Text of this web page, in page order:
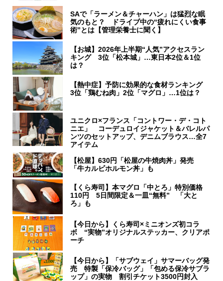
SAで「ラーメン＆チャーハン」は猛烈な眠
気のもと？ ドライブ中の“疲れにくい食事
術”とは【管理栄養士に聞く】
【お城】2026年上半期“人気”アクセスラン
キング 3位「松本城」…東日本2位＆1位
は？
【熱中症】予防に効果的な食材ランキング
3位「鶏むね肉」2位「マグロ」…1位は？
ユニクロ×フランス「コントワー・デ・コト
ニエ」 コーデュロイジャケット＆バレルパ
ンツのセットアップ、デニムブラウス…全7
アイテム
【松屋】630円「松屋の牛焼肉丼」発売
「牛カルビホルモン丼」も
【くら寿司】本マグロ「中とろ」特別価格
110円 5日間限定＆一皿“無料” 「大と
ろ」も
【今日から】くら寿司×ミニオンズ初コラ
ボ “実物”オリジナルステッカー、クリアポ
ーチ
【今日から】「サブウェイ」サマーバッグ発
売 特製「保冷バッグ」「包める保冷サブラ
ップ」の実物 割引チケット3500円封入